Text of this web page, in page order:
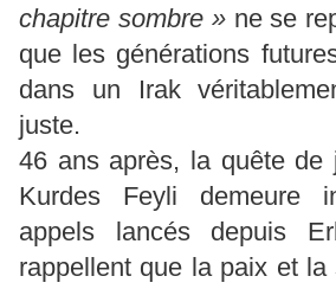
chapitre sombre »ne se
que les générations
dans un Irak
juste.
46 ans après, la quête de
Kurdes Feyli demeure
appels lancés depuis
rappellent que la paix et